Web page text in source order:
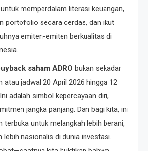
memperdalam literasi keuangan,
portofolio secara cerdas, dan ikut
emiten-emiten berkualitas di
saham ADRO bukan sekadar
atau jadwal 20 April 2026 hingga 12
adalah simbol kepercayaan diri,
jangka panjang. Dan bagi kita, ini
terbuka untuk melangkah lebih berani,
lebih nasionalis di dunia investasi.